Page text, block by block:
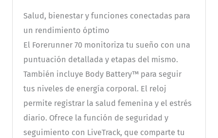
Salud, bienestar y funciones conectadas para
un rendimiento óptimo
El Forerunner 70 monitoriza tu sueño con una
puntuación detallada y etapas del mismo.
También incluye Body Battery™ para seguir
tus niveles de energía corporal. El reloj
permite registrar la salud femenina y el estrés
diario. Ofrece la función de seguridad y
seguimiento con LiveTrack, que comparte tu